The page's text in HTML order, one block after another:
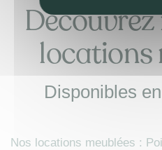
locations
Disponibles
Nos locations meublées :